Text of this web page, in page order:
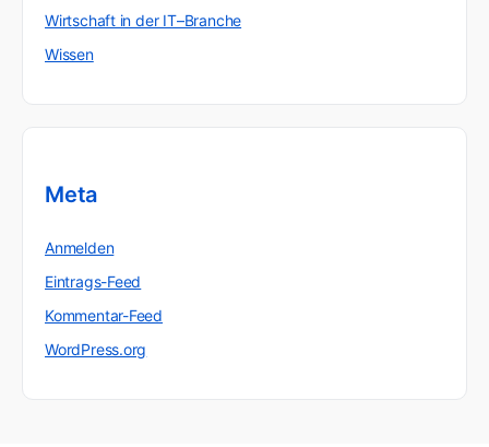
Wirtschaft in der IT–Branche
Wissen
Meta
Anmelden
Eintrags-Feed
Kommentar-Feed
WordPress.org